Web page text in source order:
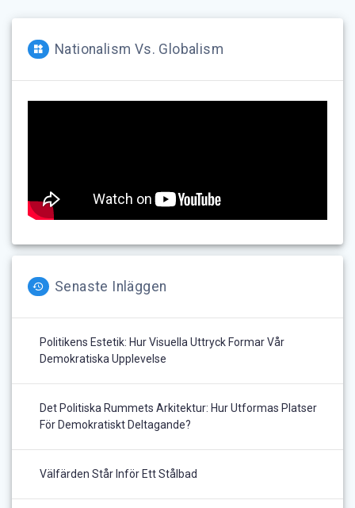
Nationalism Vs. Globalism
Senaste Inläggen
Politikens Estetik: Hur Visuella Uttryck Formar Vår
Demokratiska Upplevelse
Det Politiska Rummets Arkitektur: Hur Utformas Platser
För Demokratiskt Deltagande?
Välfärden Står Inför Ett Stålbad